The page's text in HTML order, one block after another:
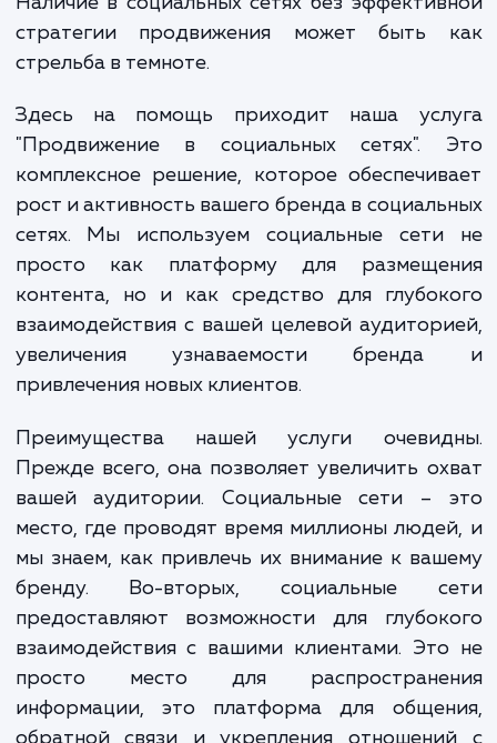
Или, возможно, вы просто не знаете, с
начать? Это распространенная
которой сталкиваются многие
Наличие в социальных сетях без
стратегии продвижения может быть
стрельба в темноте.
Здесь на помощь приходит наша
"Продвижение в социальных сетях".
комплексное решение, которое
рост и активность вашего бренда в
сетях. Мы используем социальные
контента, но и как средство для
взаимодействия с вашей целевой
увеличения узнаваемости
привлечения новых клиентов.
Преимущества нашей услуги
Прежде всего, она позволяет увеличить
вашей аудитории. Социальные сети –
место, где проводят время миллионы
мы знаем, как привлечь их внимание к